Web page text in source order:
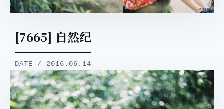
[7665] 自然纪
DATE / 2016.06.14